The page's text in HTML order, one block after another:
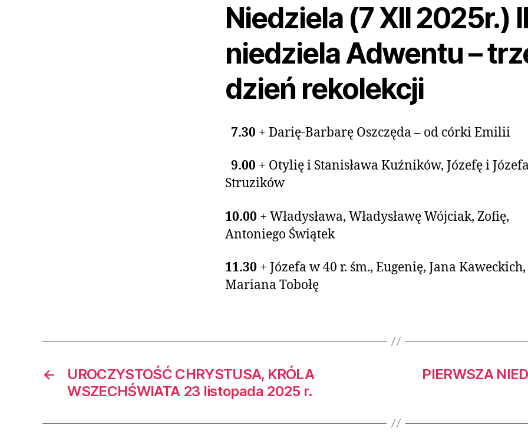
Niedziela (7 XII 2025r.)
niedziela Adwentu –
dzień rekolekcji
7.30 + Darię-Barbarę Oszczęda – od córki Emilii
9.00 + Otylię i Stanisława Kuźników, Józefę i
Struzików
10.00 + Władysława, Władysławę Wójciak, Zofię,
Antoniego Świątek
11.30 + Józefa w 40 r. śm., Eugenię, Jana Kaweckich,
Mariana Tobołę
←
UROCZYSTOŚĆ CHRYSTUSA, KRÓLA
WSZECHŚWIATA 23 listopada 2025 r.
PIERWSZA